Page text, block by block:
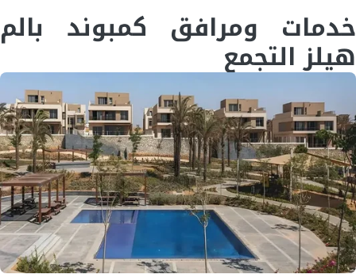
خدمات ومرافق كمبوند بالم
هيلز التجمع